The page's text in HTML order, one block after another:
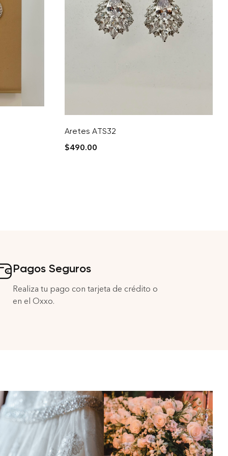
Aretes ATS32
$490.00
Pagos Seguros
Realiza tu pago con tarjeta de crédito o
en el Oxxo.